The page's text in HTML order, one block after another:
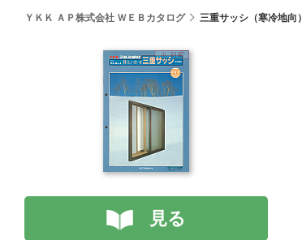
ＹＫＫ ＡＰ株式会社 ＷＥＢカタログ 三重サッシ（寒冷地向）
見る